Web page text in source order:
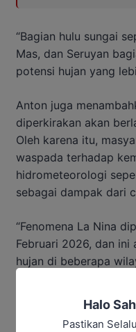
“Bagian hulu sungai
Mas, dan Seruyan
potensi hujan yang
Anton juga
diperkirakan akan
Oleh karena itu,
waspada terhadap
hidrometeorologi
sebagai dampak dari
“Fenomena La Nina
Februari 2026, dan ini
hujan di beberapa
Halo
Pastikan